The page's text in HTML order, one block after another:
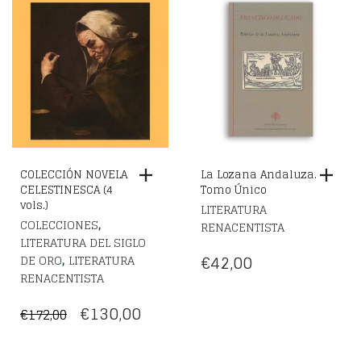
COLECCIÓN NOVELA
CELESTINESCA (4
vols.)
COLECCIONES,
LITERATURA DEL SIGLO
DE ORO, LITERATURA
RENACENTISTA
€172,00 EL
€130,00
La Lozana Andaluza.
Tomo Único
LITERATURA
RENACENTISTA
€42,00